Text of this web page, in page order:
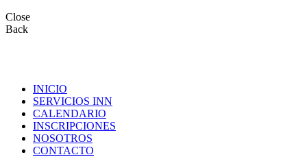
Close
Back
INICIO
SERVICIOS INN
CALENDARIO
INSCRIPCIONES
NOSOTROS
CONTACTO